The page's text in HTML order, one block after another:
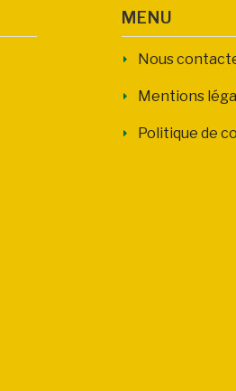
MENU
Nous
Mentions
Politique de